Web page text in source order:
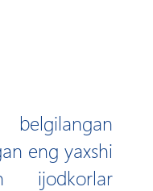
eng yaxshi
ijodkorlar